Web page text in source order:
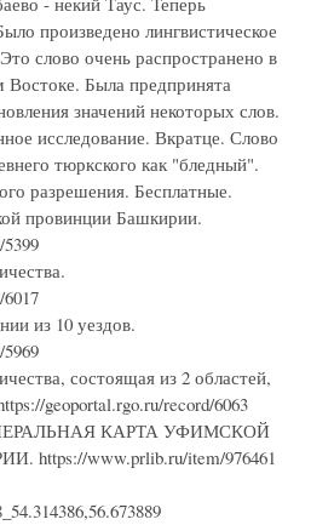
произведено лингвистическое
слово очень распространено в
Была предпринята
значений некоторых слов.
исследование. Вкратце. Слово
тюркского как "бледный".
разрешения. Бесплатные.
провинции Башкирии.
из 10 уездов.
состоящая из 2 областей,
geoportal.rgo.ru/record/6063
КАРТА УФИМСКОЙ
www.prlib.ru/item/976461